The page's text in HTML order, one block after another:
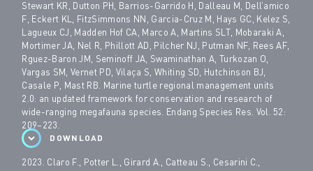
Stewart KR, Dutton PH, Barrios-Garrido H, Dalleau M, Dell’amico
F, Eckert KL, FitzSimmons NN, Garcia-Cruz M, Hays GC, Kelez S,
Lagueux CJ, Madden Hof CA, Marco A, Martins SLT, Mobaraki A,
Mortimer JA, Nel R, Phillott AD, Pilcher NJ, Putman NF, Rees AF,
Rguez-Baron JM, Seminoff JA, Swaminathan A, Turkozan O,
Vargas SM, Vernet PD, Vilaça S, Whiting SD, Hutchinson BJ,
Casale P, Mast RB. Marine turtle regional management units
2.0: an updated framework for conservation and research of
wide-ranging megafauna species. Endang Species Res. Vol. 52:
209–223.
DOWNLOAD
2023. Claro F., Potter L., Girard A., Catteau S., Cesarini C.,